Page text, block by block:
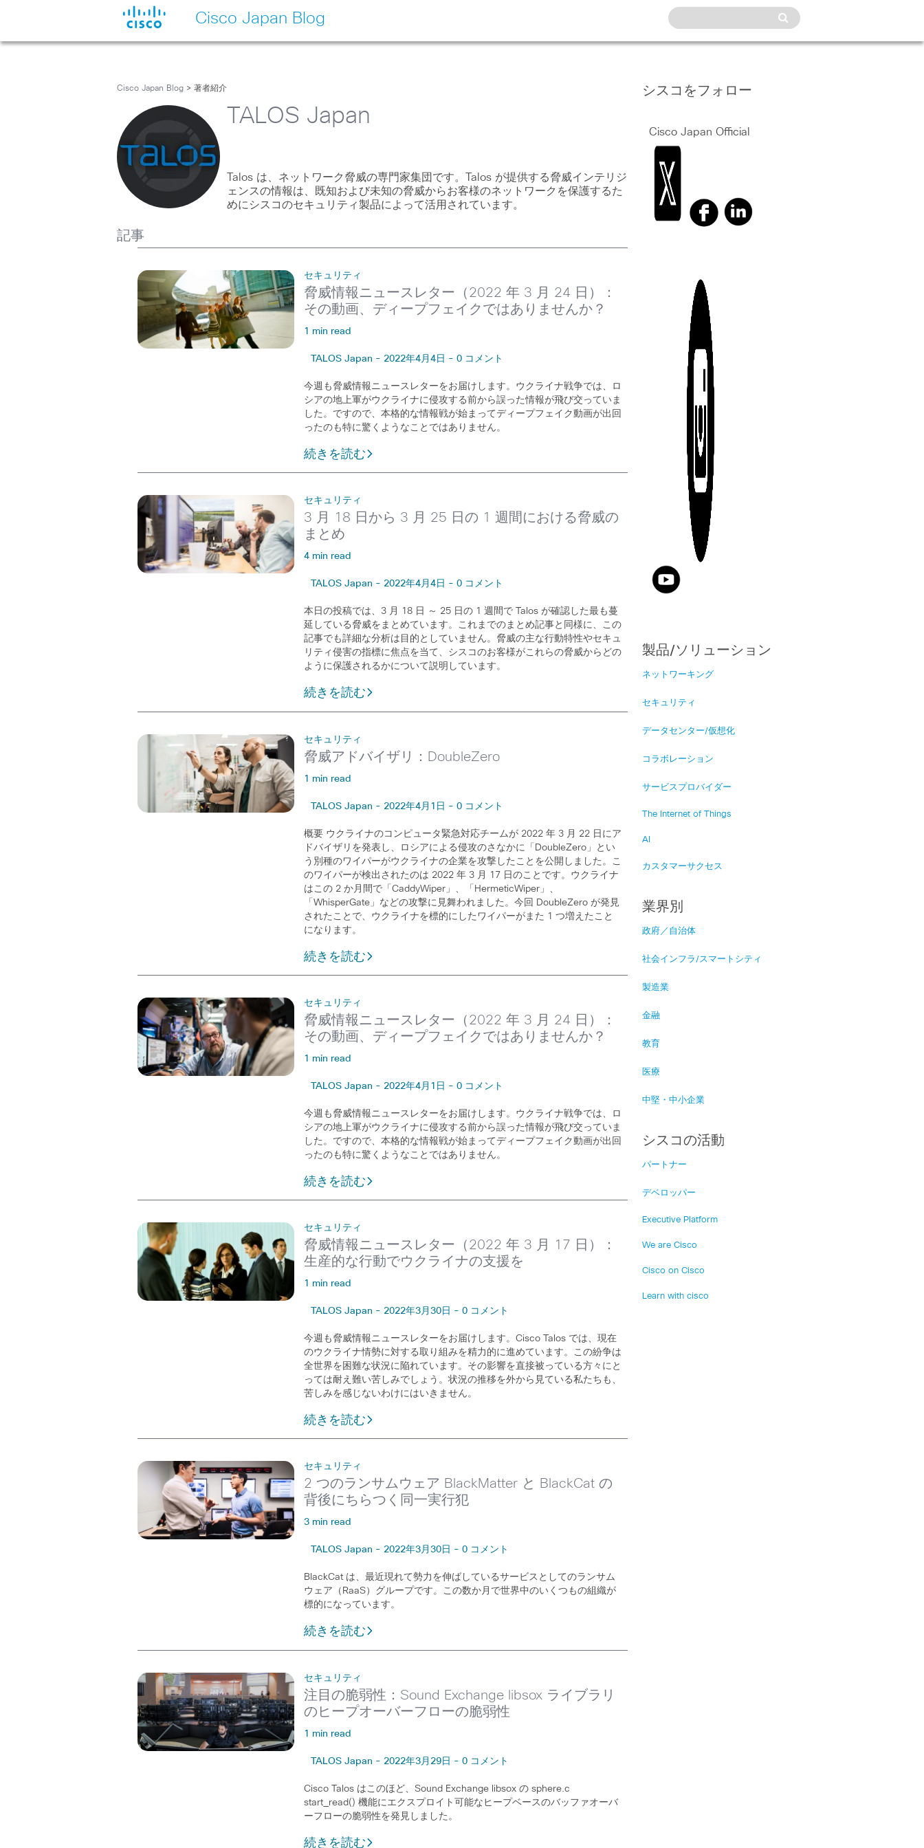
Cisco Japan Blog
Cisco Japan Blog > 著者紹介
TALOS Japan
Talos は、ネットワーク脅威の専門家集団です。Talos が提供する脅威インテリジ
ェンスの情報は、既知および未知の脅威からお客様のネットワークを保護するた
めにシスコのセキュリティ製品によって活用されています。
記事
セキュリティ
脅威情報ニュースレター（2022 年 3 月 24 日）：
その動画、ディープフェイクではありませんか？
1 min read
TALOS Japan - 2022年4月4日 - 0 コメント
今週も脅威情報ニュースレターをお届けします。ウクライナ戦争では、ロ
シアの地上軍がウクライナに侵攻する前から誤った情報が飛び交っていま
した。ですので、本格的な情報戦が始まってディープフェイク動画が出回
ったのも特に驚くようなことではありません。
続きを読む
セキュリティ
3 月 18 日から 3 月 25 日の 1 週間における脅威の
まとめ
4 min read
TALOS Japan - 2022年4月4日 - 0 コメント
本日の投稿では、3 月 18 日 ～ 25 日の 1 週間で Talos が確認した最も蔓
延している脅威をまとめています。これまでのまとめ記事と同様に、この
記事でも詳細な分析は目的としていません。脅威の主な行動特性やセキュ
リティ侵害の指標に焦点を当て、シスコのお客様がこれらの脅威からどの
ように保護されるかについて説明しています。
続きを読む
セキュリティ
脅威アドバイザリ：DoubleZero
1 min read
TALOS Japan - 2022年4月1日 - 0 コメント
概要 ウクライナのコンピュータ緊急対応チームが 2022 年 3 月 22 日にア
ドバイザリを発表し、ロシアによる侵攻のさなかに「DoubleZero」とい
う別種のワイパーがウクライナの企業を攻撃したことを公開しました。こ
のワイパーが検出されたのは 2022 年 3 月 17 日のことです。ウクライナ
はこの 2 か月間で「CaddyWiper」、「HermeticWiper」、
「WhisperGate」などの攻撃に見舞われました。今回 DoubleZero が発見
されたことで、ウクライナを標的にしたワイパーがまた 1 つ増えたこと
になります。
続きを読む
セキュリティ
脅威情報ニュースレター（2022 年 3 月 24 日）：
その動画、ディープフェイクではありませんか？
1 min read
TALOS Japan - 2022年4月1日 - 0 コメント
今週も脅威情報ニュースレターをお届けします。ウクライナ戦争では、ロ
シアの地上軍がウクライナに侵攻する前から誤った情報が飛び交っていま
した。ですので、本格的な情報戦が始まってディープフェイク動画が出回
ったのも特に驚くようなことではありません。
続きを読む
セキュリティ
脅威情報ニュースレター（2022 年 3 月 17 日）：
生産的な行動でウクライナの支援を
1 min read
TALOS Japan - 2022年3月30日 - 0 コメント
今週も脅威情報ニュースレターをお届けします。Cisco Talos では、現在
のウクライナ情勢に対する取り組みを精力的に進めています。この紛争は
全世界を困難な状況に陥れています。その影響を直接被っている方々にと
っては耐え難い苦しみでしょう。状況の推移を外から見ている私たちも、
苦しみを感じないわけにはいきません。
続きを読む
セキュリティ
2 つのランサムウェア BlackMatter と BlackCat の
背後にちらつく同一実行犯
3 min read
TALOS Japan - 2022年3月30日 - 0 コメント
BlackCat は、最近現れて勢力を伸ばしているサービスとしてのランサム
ウェア（RaaS）グループです。この数か月で世界中のいくつもの組織が
標的になっています。
続きを読む
セキュリティ
注目の脆弱性：Sound Exchange libsox ライブラリ
のヒープオーバーフローの脆弱性
1 min read
TALOS Japan - 2022年3月29日 - 0 コメント
Cisco Talos はこのほど、Sound Exchange libsox の sphere.c
start_read() 機能にエクスプロイト可能なヒープベースのバッファオーバ
ーフローの脆弱性を発見しました。
続きを読む
シスコをフォロー
Cisco Japan Official
製品/ソリューション
ネットワーキング
セキュリティ
データセンター/仮想化
コラボレーション
サービスプロバイダー
The Internet of Things
AI
カスタマーサクセス
業界別
政府／自治体
社会インフラ/スマートシティ
製造業
金融
教育
医療
中堅・中小企業
シスコの活動
パートナー
デベロッパー
Executive Platform
We are Cisco
Cisco on Cisco
Learn with cisco